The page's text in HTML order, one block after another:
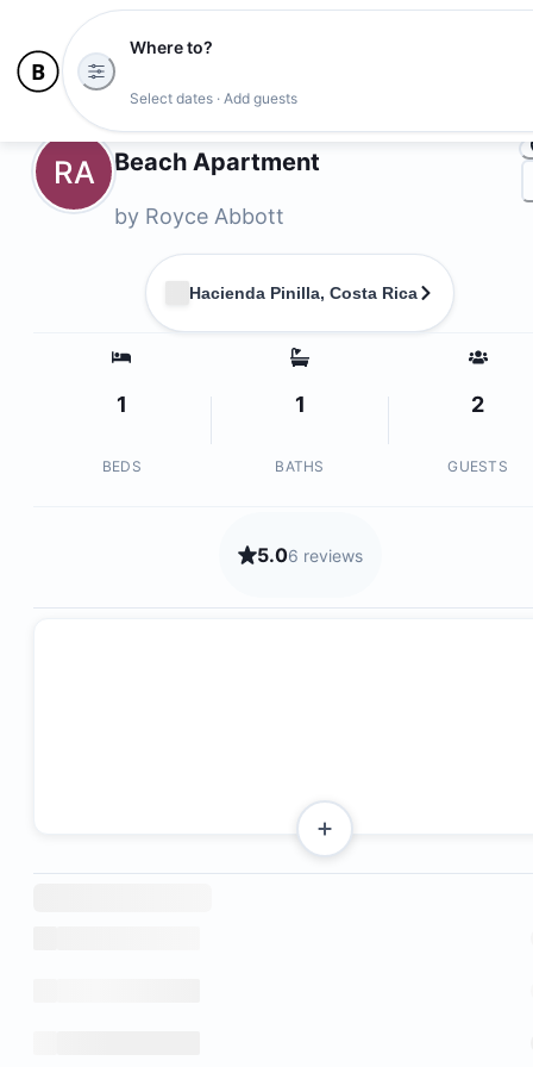
Where to?
Select dates · Add guests
RA Beach Apartment
by Royce Abbott
Hacienda Pinilla, Costa Rica
1
BEDS
1
BATHS
2
GUESTS
5.06 reviews